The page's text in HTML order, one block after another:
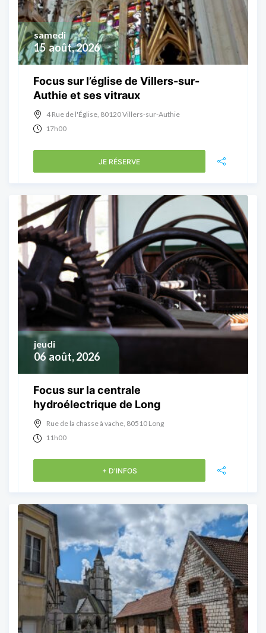
15 août, 2026
samedi
Focus sur l’église de Villers-sur-
Authie et ses vitraux
4 Rue de l'Église, 80120 Villers-sur-Authie
17h00
JE RÉSERVE
06 août, 2026
jeudi
Focus sur la centrale
hydroélectrique de Long
Rue de la chasse à vache, 80510 Long
11h00
+ D'INFOS